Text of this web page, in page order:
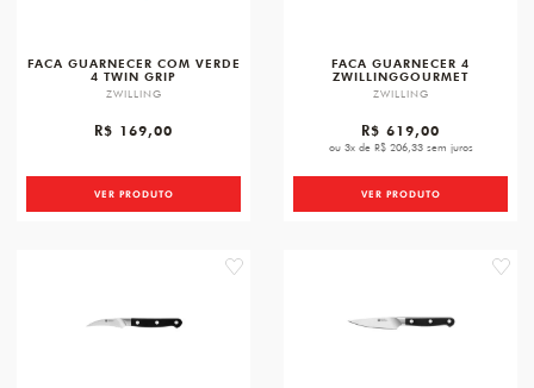
TALHERES
FACA GUARNECER COM VERDE
4 TWIN GRIP
ZWILLING
R$ 169,00
VER PRODUTO
FACA GUARNECER 4
ZWILLINGGOURMET
ZWILLING
R$ 619,00
ou 3x de R$ 206,33 sem juros
VER PRODUTO
favorite